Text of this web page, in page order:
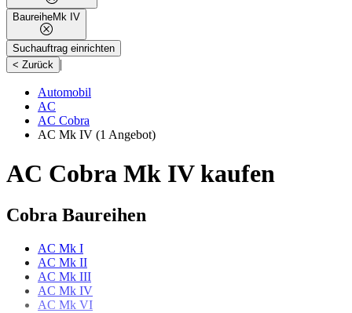
BaureiheMk IV
Suchauftrag einrichten
< Zurück |
Automobil
AC
AC Cobra
AC Mk IV (1 Angebot)
AC Cobra Mk IV kaufen
Cobra Baureihen
AC Mk I
AC Mk II
AC Mk III
AC Mk IV
AC Mk VI